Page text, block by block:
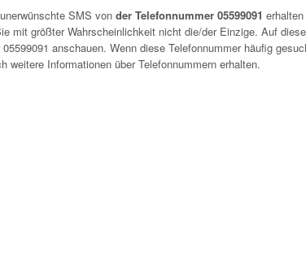
SMS von der Telefonnummer 05599091
mit größter Wahrscheinlichkeit nicht die/der Einzige. Auf
05599091 anschauen. Wenn diese Telefonnummer häufig
weitere Informationen über Telefonnummern erhalten.